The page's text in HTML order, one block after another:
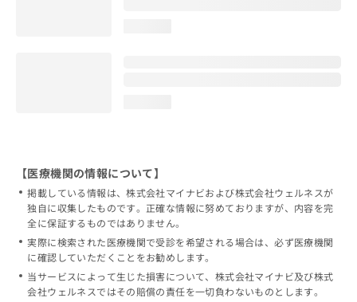
【医療機関の情報について】
掲載している情報は、株式会社マイナビおよび株式会社ウェルネスが
独自に収集したものです。正確な情報に努めておりますが、内容を完
全に保証するものではありません。
実際に検索された医療機関で受診を希望される場合は、必ず医療機関
に確認していただくことをお勧めします。
当サービスによって生じた損害について、株式会社マイナビ及び株式
会社ウェルネスではその賠償の責任を一切負わないものとします。